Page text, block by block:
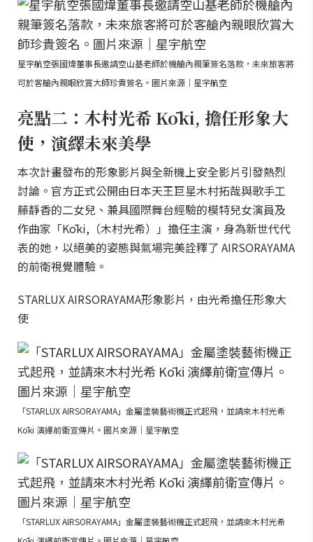
星宇航空張國煒董事長邀請空山基老師於機艙內親筆簽名落款，未來旅客將
可於客艙內親眼欣賞大師珍貴簽名。圖片來源｜星宇航空
亮點二：木村光希 Kōki, 擔任形象大
使，演繹未來美學
本次計畫發布的形象影片與全新機上安全影片引發熱烈
討論。官方正式公開由日本天王巨星木村拓哉與歌手工
藤靜香的二女兒、兼具國際舞台經驗的模特兒女演員及
作曲家「Kōki,（木村光希）」擔任主演，身為新世代代
表的她，以絕美的姿態與氣場完美詮釋了 AIRSORAYAMA
的前衛視覺體驗。
STARLUX AIRSORAYAMA形象影片，由光希擔任形象大
使
「STARLUX AIRSORAYAMA」金屬塗裝藝術機正式起飛，並請來木村光希
Kōki 演繹前衛宣傳片。圖片來源｜星宇航空
「STARLUX AIRSORAYAMA」金屬塗裝藝術機正式起飛，並請來木村光希